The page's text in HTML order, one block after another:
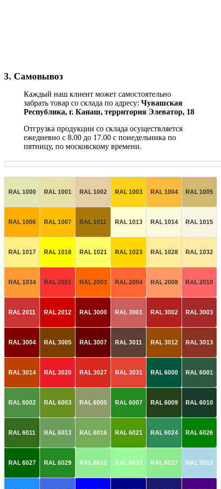
3. Самовывоз
Каждый наш клиент может самостоятельно
забрать товар со склада по адресу: Чувашская
Республика, г. Канаш, территория Элеватор, 18
Отгрузка продукции со склада осуществляется
ежедневно с 8.00 до 17.00 с понедельника по
пятницу, по московскому времени.
RAL 1000 RAL 1001 RAL 1002 RAL 1003 RAL 1004 RAL 1005
RAL 1006 RAL 1007 RAL 1011 RAL 1013 RAL 1014 RAL 1015
RAL 1017 RAL 1018 RAL 1021 RAL 1023 RAL 1028 RAL 1032
RAL 1034 RAL 2001 RAL 2003 RAL 2004 RAL 2008 RAL 2010
RAL 2011 RAL 2012 RAL 3000 RAL 3001 RAL 3002 RAL 3003
RAL 3004 RAL 3005 RAL 3007 RAL 3011 RAL 3012 RAL 3013
RAL 3014 RAL 3020 RAL 3027 RAL 3031 RAL 6000 RAL 6001
RAL 6002 RAL 6003 RAL 6005 RAL 6007 RAL 6009 RAL 6010
RAL 6011 RAL 6013 RAL 6016 RAL 6021 RAL 6024 RAL 6026
RAL 6027 RAL 6029 RAL 6032 RAL 6033 RAL 6037 RAL 5012